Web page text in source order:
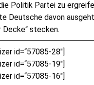
Politik Partei zu
Deutsche davon
stecken.
id=“57085-28″]
id=“57085-19″]
id=“57085-16″]